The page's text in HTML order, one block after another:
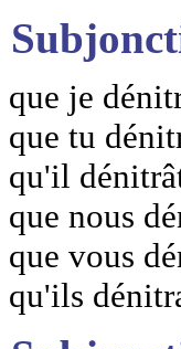
que je
que tu
qu'il
que nous
que vous
qu'ils